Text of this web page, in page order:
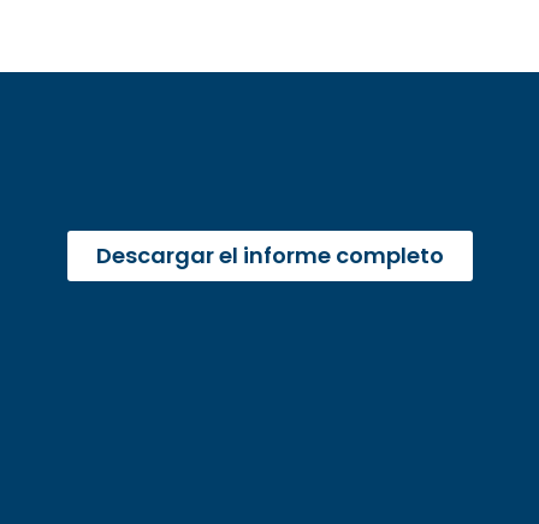
Descargar el informe completo